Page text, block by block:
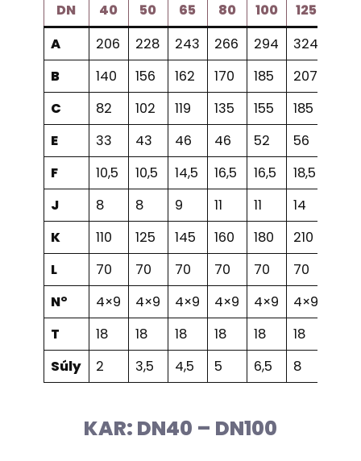
DN 40 50 65 80 100 125
A
206 228 243 266 294 324
B
140 156 162 170 185 207
C
82 102 119 135 155 185
E
33 43 46 46 52 56
F
10,5 10,5 14,5 16,5 16,5 18,5
J
8 8 9 11 11 14
K
110 125 145 160 180 210
L
70 70 70 70 70 70
N°
4×9 4×9 4×9 4×9 4×9 4×9
T
18 18 18 18 18 18
Súly
2 3,5 4,5 5 6,5 8
KAR: DN40 – DN100